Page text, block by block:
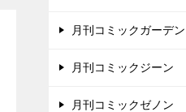
月刊コミックガーデン
月刊コミックジーン
月刊コミックゼノン